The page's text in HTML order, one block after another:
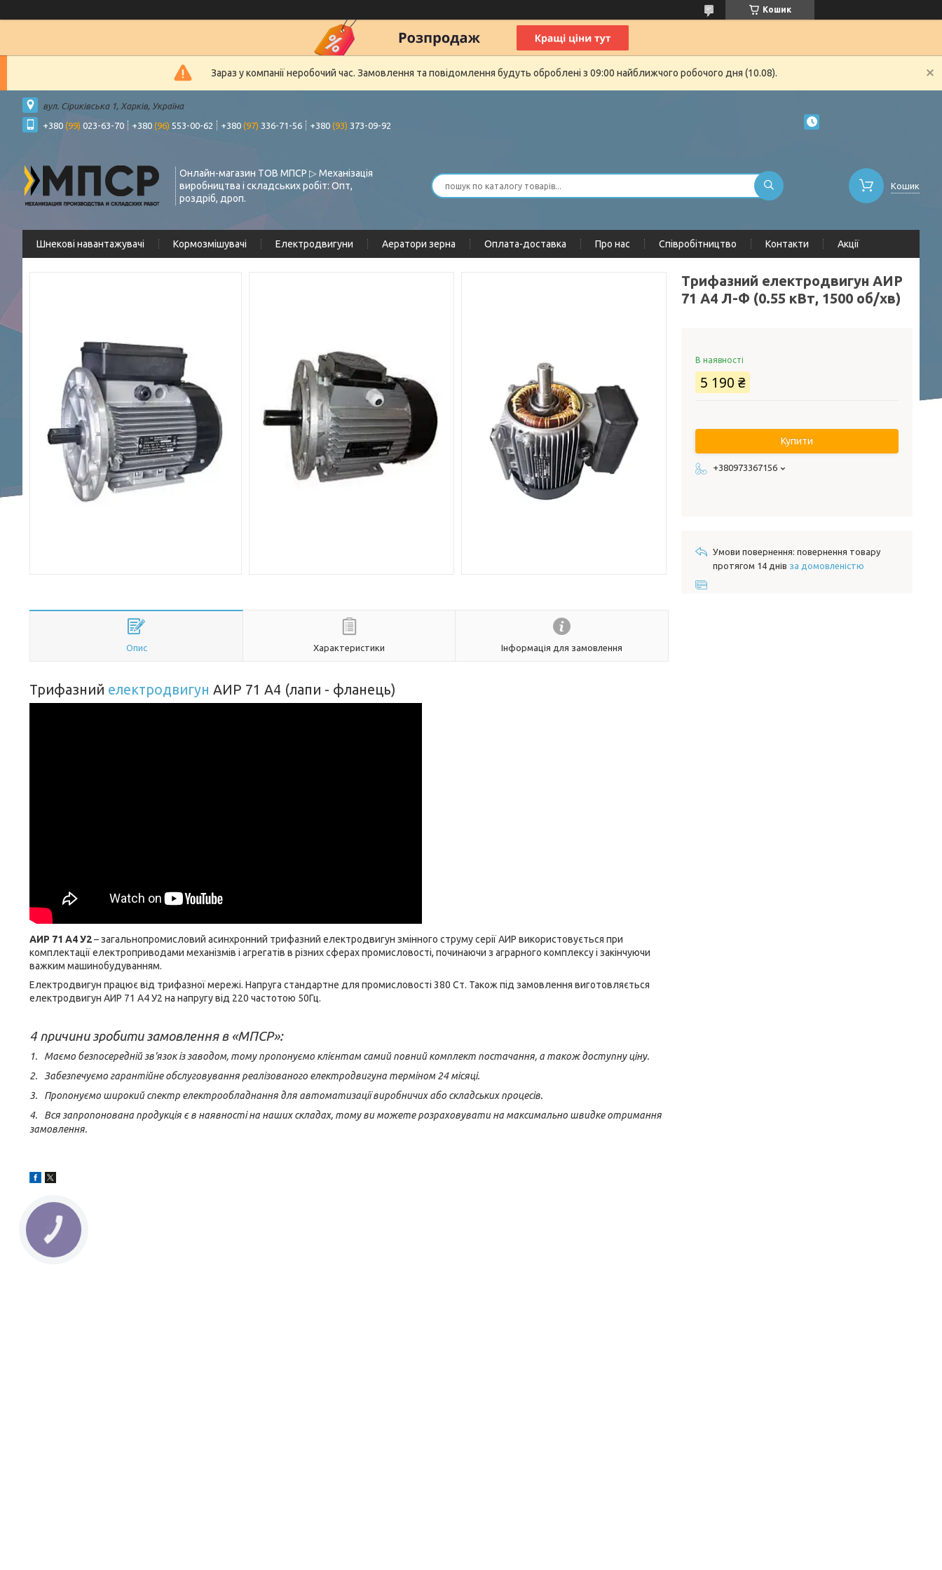
Кошик
Зараз у компанії неробочий час. Замовлення та повідомлення будуть оброблені з 09:00 найближчого робочого дня (10.08).
вул. Сіриківська 1, Харків, Україна
+380 (99) 023-63-70 +380 (96) 553-00-62 +380 (97) 336-71-56 +380 (93) 373-09-92
Онлайн-магазин ТОВ МПСР ▷ Механізація
виробництва і складських робіт: Опт,
роздріб, дроп.
Кошик
Шнекові навантажувачі Кормозмішувачі Електродвигуни Аератори зерна Оплата-доставка Про нас Співробітництво Контакти Акції
Опис Характеристики Інформація для замовлення
Трифазний електродвигун АИР 71 А4 (лапи - фланець)
АИР 71 А4 У2– загальнопромисловий асинхронний трифазний електродвигун змінного струму серії АИР використовується при
комплектації електроприводами механізмів і агрегатів в різних сферах промисловості, починаючи з аграрного комплексу і закінчуючи
важким машинобудуванням.
Електродвигун працює від трифазної мережі. Напруга стандартне для промисловості 380 Ст. Також під замовлення виготовляється
електродвигун АИР 71 А4 У2 на напругу від 220 частотою 50Гц.
4 причини зробити замовлення в «МПСР»:
1.
Маємо безпосередній зв'язок із заводом, тому пропонуємо клієнтам самий повний комплект постачання, а також доступну ціну.
2.
Забезпечуємо гарантійне обслуговування реалізованого електродвигуна терміном 24 місяці.
3.
Пропонуємо широкий спектр електрообладнання для автоматизації виробничих або складських процесів.
4.
Вся запропонована продукція є в наявності на наших складах, тому ви можете розраховувати на максимально швидке отримання
замовлення.
Трифазний електродвигун АИР
71 А4 Л-Ф (0.55 кВт, 1500 об/хв)
В наявності
5 190 ₴
Купити
+380973367156
повернення товару
протягом 14 днів за домовленістю
КНОПКА
ЗВ'ЯЗКУ